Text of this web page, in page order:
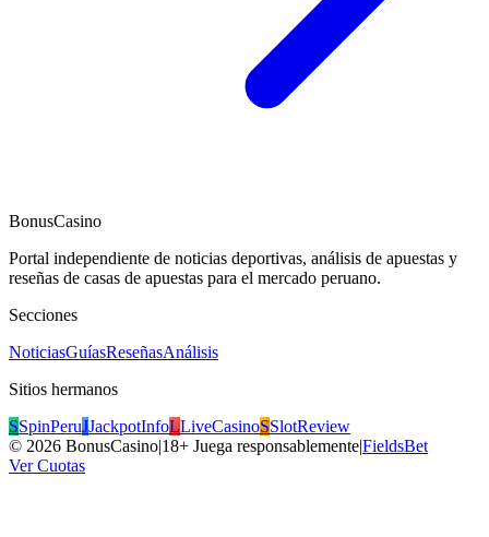
BonusCasino
Portal independiente de noticias deportivas, análisis de apuestas y
reseñas de casas de apuestas para el mercado peruano.
Secciones
NoticiasGuíasReseñasAnálisis
Sitios hermanos
SSpinPeruJJackpotInfoLLiveCasinoSSlotReview
© 2026 BonusCasino|18+ Juega responsablemente|FieldsBet
Ver Cuotas